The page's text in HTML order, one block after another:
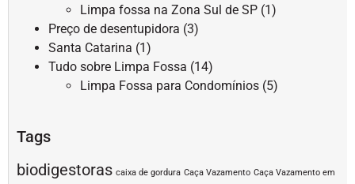
Limpa fossa na Zona Sul de SP (1)
Preço de desentupidora (3)
Santa Catarina (1)
Tudo sobre Limpa Fossa (14)
Limpa Fossa para Condomínios (5)
Tags
biodigestoras caixa de gordura Caça Vazamento Caça Vazamento em